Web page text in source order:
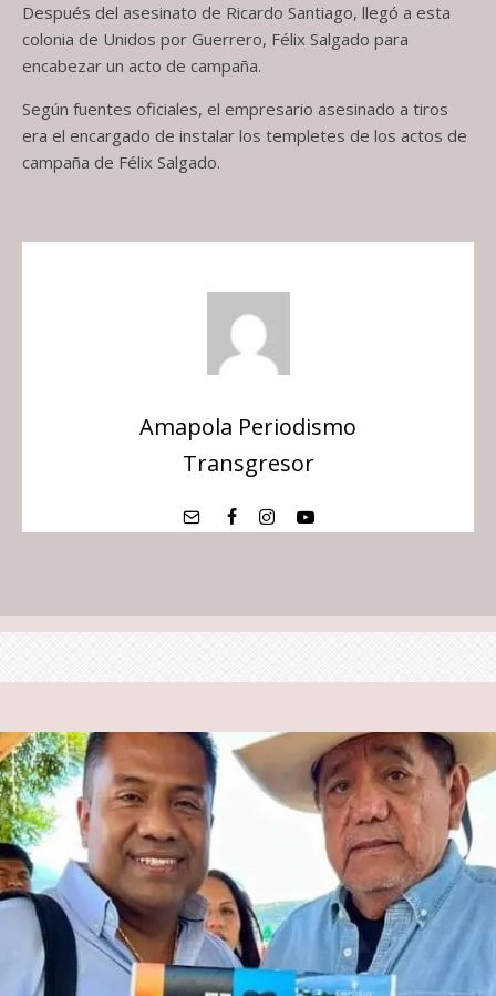
Después del asesinato de Ricardo Santiago, llegó a esta
colonia de Unidos por Guerrero, Félix Salgado para
encabezar un acto de campaña.
Según fuentes oficiales, el empresario asesinado a tiros
era el encargado de instalar los templetes de los actos de
campaña de Félix Salgado.
Amapola Periodismo
Transgresor